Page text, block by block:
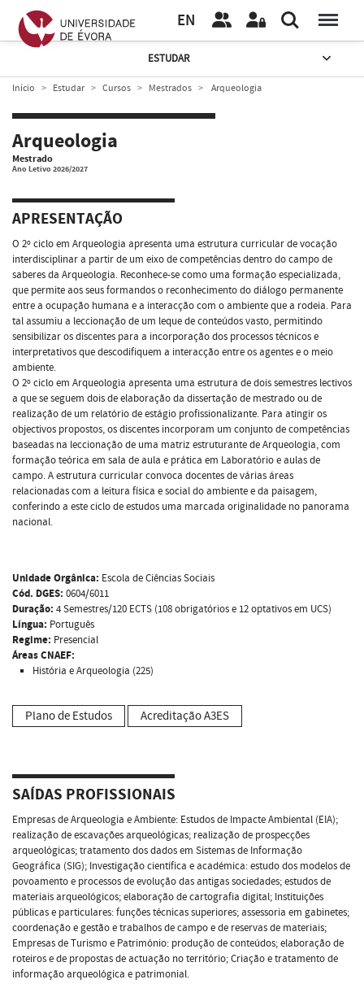
EN
ESTUDAR
Início Estudar Cursos Mestrados Arqueologia
Arqueologia
Mestrado
Ano Letivo 2026/2027
APRESENTAÇÃO
O 2º ciclo em Arqueologia apresenta uma estrutura curricular de vocação
interdisciplinar a partir de um eixo de competências dentro do campo de
saberes da Arqueologia. Reconhece-se como uma formação especializada,
que permite aos seus formandos o reconhecimento do diálogo permanente
entre a ocupação humana e a interacção com o ambiente que a rodeia. Para
tal assumiu a leccionação de um leque de conteúdos vasto, permitindo
sensibilizar os discentes para a incorporação dos processos técnicos e
interpretativos que descodifiquem a interacção entre os agentes e o meio
ambiente.
O 2º ciclo em Arqueologia apresenta uma estrutura de dois semestres lectivos
a que se seguem dois de elaboração da dissertação de mestrado ou de
realização de um relatório de estágio profissionalizante. Para atingir os
objectivos propostos, os discentes incorporam um conjunto de competências
baseadas na leccionação de uma matriz estruturante de Arqueologia, com
formação teórica em sala de aula e prática em Laboratório e aulas de
campo. A estrutura curricular convoca docentes de várias áreas
relacionadas com a leitura física e social do ambiente e da paisagem,
conferindo a este ciclo de estudos uma marcada originalidade no panorama
nacional.
Unidade Orgânica: Escola de Ciências Sociais
Cód. DGES: 0604/6011
Duração: 4 Semestres/120 ECTS (108 obrigatórios e 12 optativos em UCS)
Língua: Português
Regime: Presencial
Áreas CNAEF:
História e Arqueologia (225)
Plano de Estudos Acreditação A3ES
SAÍDAS PROFISSIONAIS
Empresas de Arqueologia e Ambiente: Estudos de Impacte Ambiental (EIA);
realização de escavações arqueológicas; realização de prospecções
arqueológicas; tratamento dos dados em Sistemas de Informação
Geográfica (SIG); Investigação científica e académica: estudo dos modelos de
povoamento e processos de evolução das antigas sociedades; estudos de
materiais arqueológicos; elaboração de cartografia digital; Instituições
públicas e particulares: funções técnicas superiores; assessoria em gabinetes;
coordenação e gestão e trabalhos de campo e de reservas de materiais;
Empresas de Turismo e Património: produção de conteúdos; elaboração de
roteiros e de propostas de actuação no território; Criação e tratamento de
informação arqueológica e patrimonial.